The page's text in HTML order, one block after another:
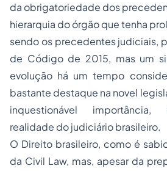
da obrigatoriedade dos
hierarquia do órgão que tenha
sendo os precedentes judiciais,
de Código de 2015, mas um
evolução há um tempo
bastante destaque na novel
inquestionável importância,
realidade do judiciário brasileiro.
O Direito brasileiro, como é
da Civil Law, mas, apesar da